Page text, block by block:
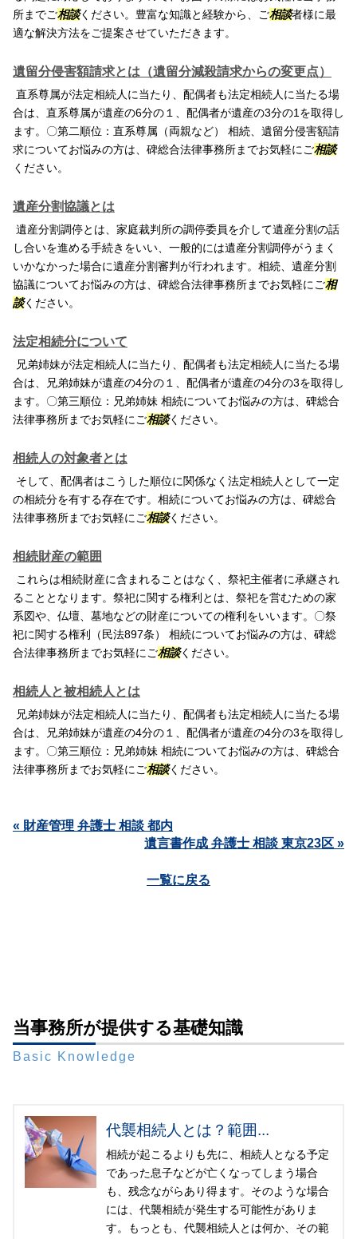
所までご相談ください。豊富な知識と経験から、ご相談者様に最
適な解決方法をご提案させていただきます。
遺留分侵害額請求とは（遺留分減殺請求からの変更点）
直系尊属が法定相続人に当たり、配偶者も法定相続人に当たる場
合は、直系尊属が遺産の6分の１、配偶者が遺産の3分の1を取得し
ます。〇第二順位：直系尊属（両親など） 相続、遺留分侵害額請
求についてお悩みの方は、碑総合法律事務所までお気軽にご相談
ください。
遺産分割協議とは
遺産分割調停とは、家庭裁判所の調停委員を介して遺産分割の話
し合いを進める手続きをいい、一般的には遺産分割調停がうまく
いかなかった場合に遺産分割審判が行われます。相続、遺産分割
協議についてお悩みの方は、碑総合法律事務所までお気軽にご相
談ください。
法定相続分について
兄弟姉妹が法定相続人に当たり、配偶者も法定相続人に当たる場
合は、兄弟姉妹が遺産の4分の１、配偶者が遺産の4分の3を取得し
ます。〇第三順位：兄弟姉妹 相続についてお悩みの方は、碑総合
法律事務所までお気軽にご相談ください。
相続人の対象者とは
そして、配偶者はこうした順位に関係なく法定相続人として一定
の相続分を有する存在です。相続についてお悩みの方は、碑総合
法律事務所までお気軽にご相談ください。
相続財産の範囲
これらは相続財産に含まれることはなく、祭祀主催者に承継され
ることとなります。祭祀に関する権利とは、祭祀を営むための家
系図や、仏壇、墓地などの財産についての権利をいいます。〇祭
祀に関する権利（民法897条） 相続についてお悩みの方は、碑総
合法律事務所までお気軽にご相談ください。
相続人と被相続人とは
兄弟姉妹が法定相続人に当たり、配偶者も法定相続人に当たる場
合は、兄弟姉妹が遺産の4分の１、配偶者が遺産の4分の3を取得し
ます。〇第三順位：兄弟姉妹 相続についてお悩みの方は、碑総合
法律事務所までお気軽にご相談ください。
« 財産管理 弁護士 相談 都内
遺言書作成 弁護士 相談 東京23区 »
一覧に戻る
当事務所が提供する基礎知識
Basic Knowledge
代襲相続人とは？範囲...
相続が起こるよりも先に、相続人となる予定
であった息子などが亡くなってしまう場合
も、残念ながらあり得ます。そのような場合
には、代襲相続が発生する可能性がありま
す。もっとも、代襲相続人とは何か、その範